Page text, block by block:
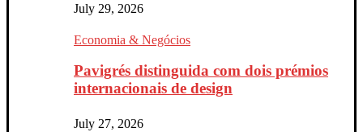
July 29, 2026
Economia & Negócios
Pavigrés distinguida com dois prémios
internacionais de design
July 27, 2026